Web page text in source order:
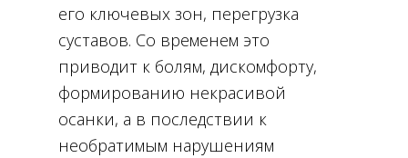
его ключевых зон, перегрузка
суставов. Со временем это
приводит к болям, дискомфорту,
формированию некрасивой
осанки, а в последствии к
необратимым нарушениям